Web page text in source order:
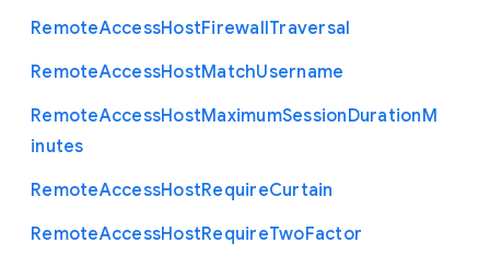
RemoteAccessHostFirewallTraversal
RemoteAccessHostMatchUsername
RemoteAccessHostMaximumSessionDurationM
inutes
RemoteAccessHostRequireCurtain
RemoteAccessHostRequireTwoFactor